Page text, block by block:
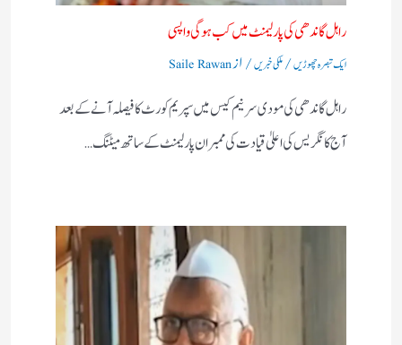
راہل گاندھی کی پارلیمنٹ میں کب ہوگی واپسی
ایک تبصرہ چھوڑیں/ملکی خبریں/ ازSaile Rawan
راہل گاندھی کی مودی سرنیم کیس میں سپریم کورٹ کا فیصلہ آنے کے بعد
آج کانگریس کی اعلیٰ قیادت کی ممبران پارلیمنٹ کے ساتھ میٹنگ…